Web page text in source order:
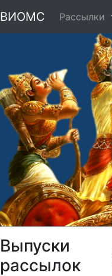
ВИОМС Рассылки
Выпуски
рассылок